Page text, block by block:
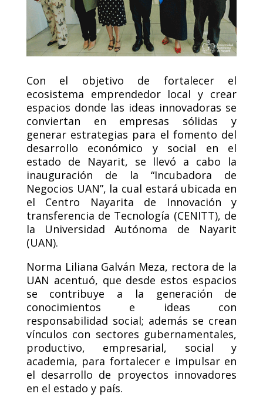
Con el objetivo de fortalecer el
ecosistema emprendedor local y crear
espacios donde las ideas innovadoras se
conviertan en empresas sólidas y
generar estrategias para el fomento del
desarrollo económico y social en el
estado de Nayarit, se llevó a cabo la
inauguración de la “Incubadora de
Negocios UAN”, la cual estará ubicada en
el Centro Nayarita de Innovación y
transferencia de Tecnología (CENITT), de
la Universidad Autónoma de Nayarit
(UAN).
Norma Liliana Galván Meza, rectora de la
UAN acentuó, que desde estos espacios
se contribuye a la generación de
conocimientos e ideas con
responsabilidad social; además se crean
vínculos con sectores gubernamentales,
productivo, empresarial, social y
academia, para fortalecer e impulsar en
el desarrollo de proyectos innovadores
en el estado y país.